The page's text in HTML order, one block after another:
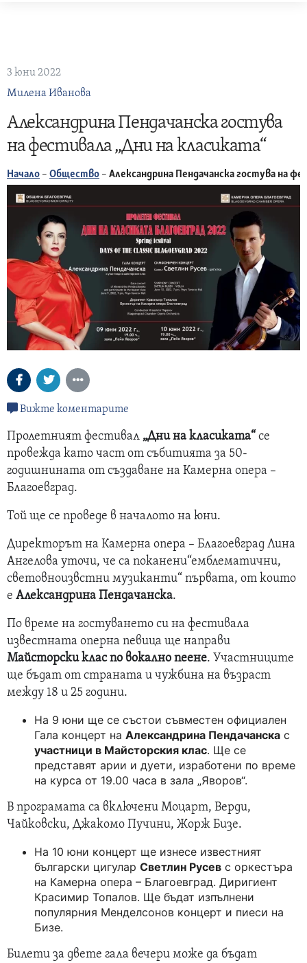
3 юни 2022
Милена Иванова
Александрина Пендачанска гостува
на фестивала „Дни на класиката“
Начало – Общество – Александрина Пендачанска гостува на
Вижте коментарите
Пролетният фестивал „Дни на класиката“ се
провежда като част от събитията за 50-
годишнината от създаване на Камерна опера –
Благоевград.
Той ще се проведе в началото на юни.
Директорът на Камерна опера – Благоевград Лина
Ангелова уточи, че са поканени“емблематични,
световноизвстни музиканти“ първата, от които
е Александрина Пендачанска.
По време на гостуването си на фестивала
известната оперна певица ще направи
Майсторски клас по вокално пеене. Участниците
ще бъдат от страната и чужбина на възраст
между 18 и 25 години.
На 9 юни ще се състои съвместен официален
Гала концерт на Александрина Пендачанска с
участници в Майсторския клас. Ще се
представят арии и дуети, изработени по време
на курса от 19.00 часа в зала „Яворов“.
В програмата са включени Моцарт, Верди,
Чайковски, Джакомо Пучини, Жорж Бизе.
На 10 юни концерт ще изнесе известният
български цигулар Светлин Русев с оркестъра
на Камерна опера – Благоевград. Диригиент
Красимир Топалов. Ще бъдат изпълнени
популярния Менделсонов концерт и пиеси на
Бизе.
Билети за двете гала вечери може да бъдат